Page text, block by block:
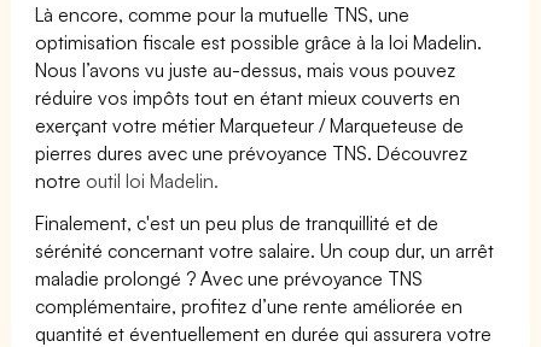
Là encore, comme pour la mutuelle TNS, une
optimisation fiscale est possible grâce à la loi Madelin.
Nous l’avons vu juste au-dessus, mais vous pouvez
réduire vos impôts tout en étant mieux couverts en
exerçant votre métier Marqueteur / Marqueteuse de
pierres dures avec une prévoyance TNS. Découvrez
notre outil loi Madelin.
Finalement, c'est un peu plus de tranquillité et de
sérénité concernant votre salaire. Un coup dur, un arrêt
maladie prolongé ? Avec une prévoyance TNS
complémentaire, profitez d’une rente améliorée en
quantité et éventuellement en durée qui assurera votre